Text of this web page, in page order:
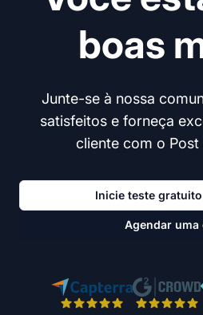
boas
Junte-se à nossa
satisfeitos e forneça
cliente com o Post
Inicie teste
Agendar uma